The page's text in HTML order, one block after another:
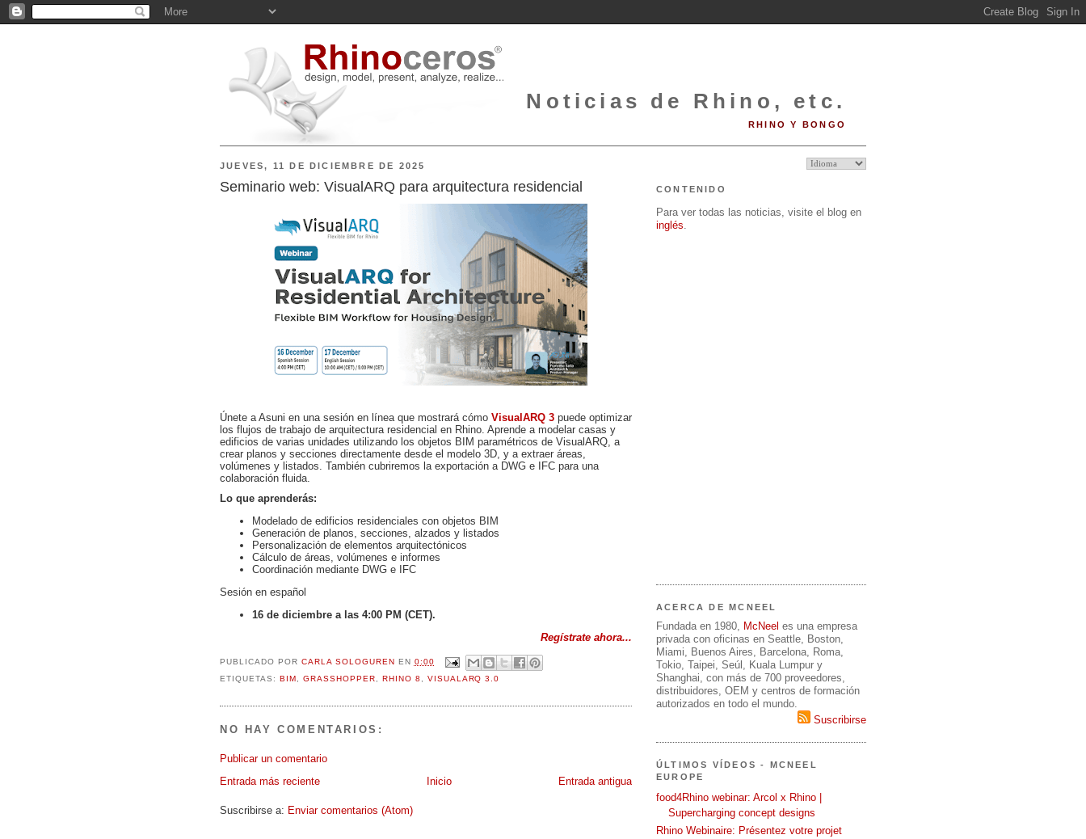
Noticias de Rhino, etc.
RHINO Y BONGO
JUEVES, 11 DE DICIEMBRE DE 2025
Seminario web: VisualARQ para arquitectura residencial
Únete a Asuni en una sesión en línea que mostrará cómo VisualARQ 3 puede optimizar
los flujos de trabajo de arquitectura residencial en Rhino. Aprende a modelar casas y
edificios de varias unidades utilizando los objetos BIM paramétricos de VisualARQ, a
crear planos y secciones directamente desde el modelo 3D, y a extraer áreas,
volúmenes y listados. También cubriremos la exportación a DWG e IFC para una
colaboración fluida.
Lo que aprenderás:
Modelado de edificios residenciales con objetos BIM
Generación de planos, secciones, alzados y listados
Personalización de elementos arquitectónicos
Cálculo de áreas, volúmenes e informes
Coordinación mediante DWG e IFC
Sesión en español
16 de diciembre a las 4:00 PM (CET).
Regístrate ahora...
PUBLICADO POR CARLA SOLOGUREN EN 0:00
ETIQUETAS: BIM, GRASSHOPPER, RHINO 8 , VISUALARQ 3.0
NO HAY COMENTARIOS:
Publicar un comentario
Entrada más reciente
Entrada antigua
Inicio
Suscribirse a: Enviar comentarios (Atom)
CONTENIDO
Para ver todas las noticias, visite el blog en
inglés
ACERCA DE MCNEEL
Fundada en 1980, McNeel es una empresa
privada con oficinas en Seattle, Boston,
Miami, Buenos Aires, Barcelona, Roma,
Tokio, Taipei, Seúl, Kuala Lumpur y
Shanghai, con más de 700 proveedores,
distribuidores, OEM y centros de formación
autorizados en todo el mundo.
Suscribirse
ÚLTIMOS VÍDEOS - MCNEEL
EUROPE
food4Rhino webinar: Arcol x Rhino |
Supercharging concept designs
Rhino Webinaire: Présentez votre projet